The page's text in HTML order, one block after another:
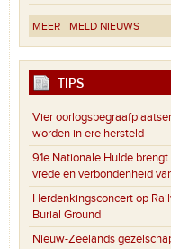
MEER MELD NIEUWS
TIPS
Vier
worden in ere hersteld
91e Nationale Hulde
vrede en verbondenheid
Herdenkingsconcert op
Burial Ground
Nieuw-Zeelands